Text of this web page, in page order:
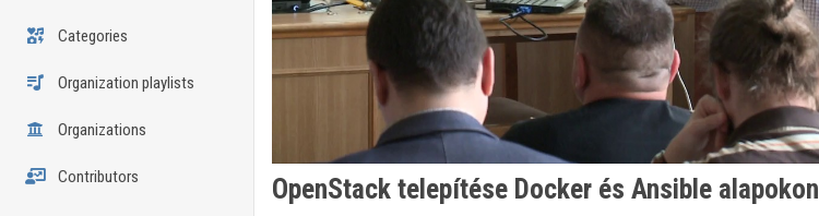
Categories
Organization playlists
Organizations
Contributors OpenStack telepítése Docker és Ansible alapokon